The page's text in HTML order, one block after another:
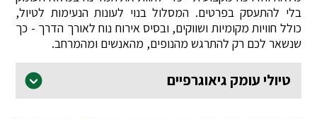
בלי להתעסק בפרטים. המסלול בנוי לעונות הנעימות לטיול,
כולל חוויות מקומיות ושווקים, ובסיס אירוח נוח לאורך הדרך - כך
שנשאר לכם רק להתרגש מהנופים, מהאנשים ומהמרחב.
טיולי עומק גיאוגרפיים